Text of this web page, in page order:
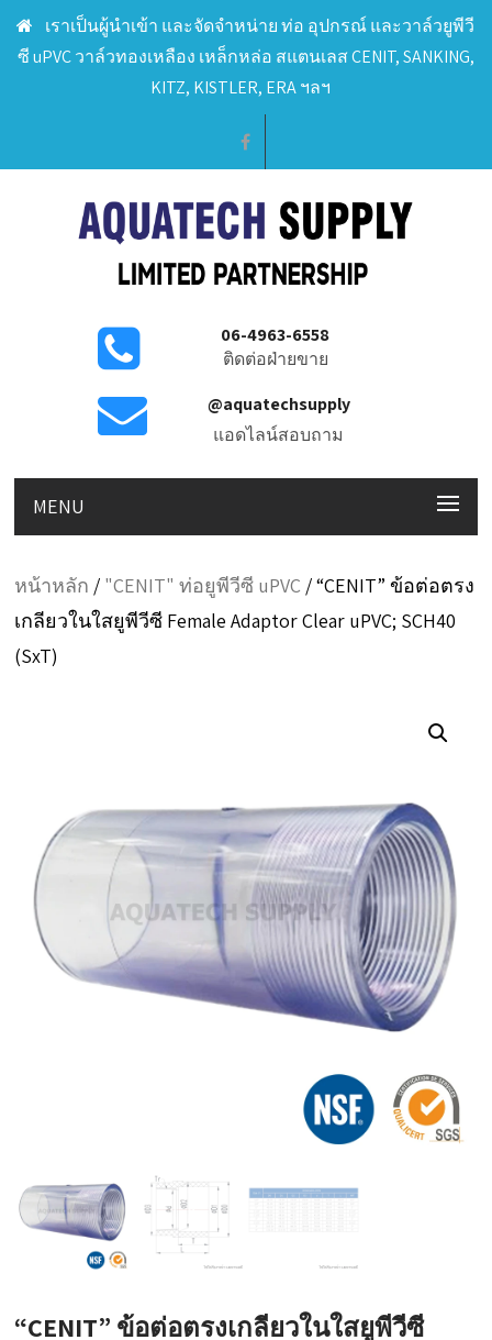
เราเป็นผู้นำเข้า และจัดจำหน่าย ท่อ อุปกรณ์ และวาล์วยูพีวี
ซี uPVC วาล์วทองเหลือง เหล็กหล่อ สแตนเลส CENIT, SANKING,
KITZ, KISTLER, ERA ฯลฯ
06-4963-6558
ติดต่อฝ่ายขาย
@aquatechsupply
แอดไลน์สอบถาม
MENU
หน้าหลัก / "CENIT" ท่อยูพีวีซี uPVC / “CENIT” ข้อต่อตรง
เกลียวในใสยูพีวีซี Female Adaptor Clear uPVC; SCH40
(SxT)
“CENIT” ข้อต่อตรงเกลียวในใสยูพีวีซี